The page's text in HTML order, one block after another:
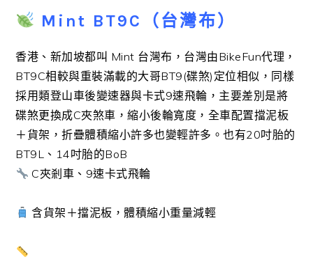
Mint BT9C（台灣布）
香港、新加坡都叫 Mint 台灣布，台灣由BikeFun代理，
BT9C相較與重裝滿載的大哥BT9(碟煞)定位相似，同樣
採用類登山車後變速器與卡式9速飛輪，主要差別是將
碟煞更換成C夾煞車，縮小後輪寬度，全車配置擋泥板
＋貨架，折疊體積縮小許多也變輕許多。也有20吋胎的
BT9L、14吋胎的BoB
C夾剎車、9速卡式飛輪
含貨架＋擋泥板，體積縮小重量減輕